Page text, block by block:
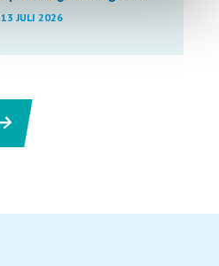
13 JULI 2026